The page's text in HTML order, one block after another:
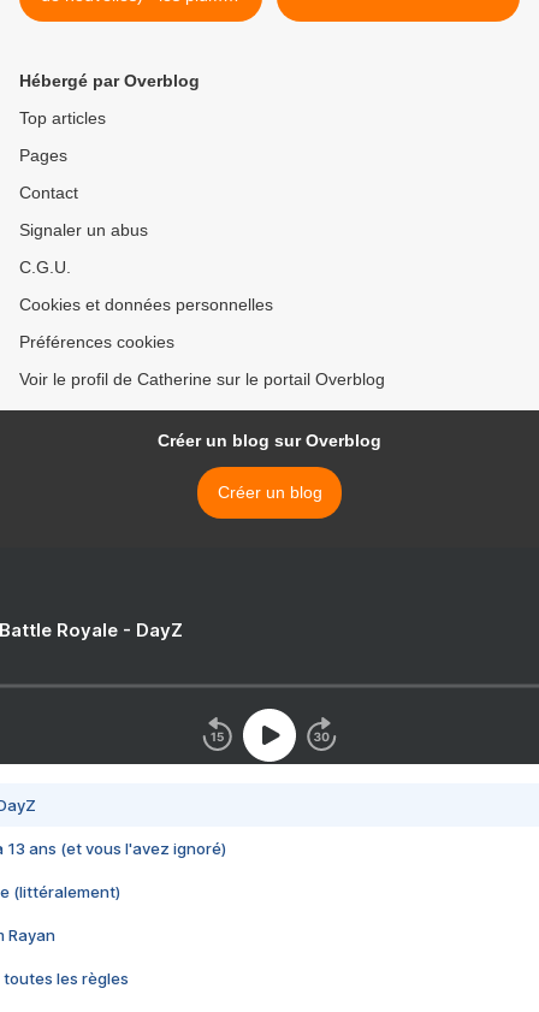
indépendantes
Hébergé par Overblog
Top articles
Pages
Contact
Signaler un abus
C.G.U.
Cookies et données personnelles
Préférences cookies
Voir le profil de Catherine sur le portail Overblog
Créer un blog sur Overblog
Créer un blog
Royale - DayZ
13 ans (et vous l'avez ignoré)
(littéralement)
Rayan
toutes les règles